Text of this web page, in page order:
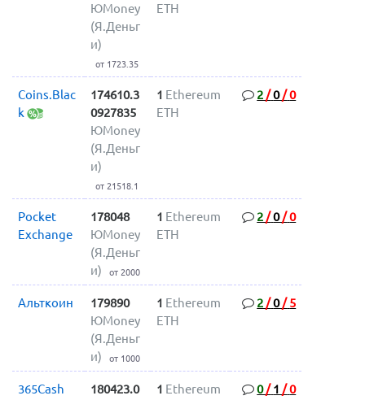
ЮMoney
(Я.Деньг
и)
от 1723.35
ETH
Coins.Blac
k
174610.3
0927835
ЮMoney
(Я.Деньг
и)
от 21518.1
1 Ethereum
ETH
2 /0/0
Pocket
Exchange
178048
ЮMoney
(Я.Деньг
и)
от 2000
1 Ethereum
ETH
2 /0/0
Альткоин
179890
ЮMoney
(Я.Деньг
и)
от 1000
1 Ethereum
ETH
2 /0/ 5
365Cash
180423.0
1 Ethereum
0/ 1 /0